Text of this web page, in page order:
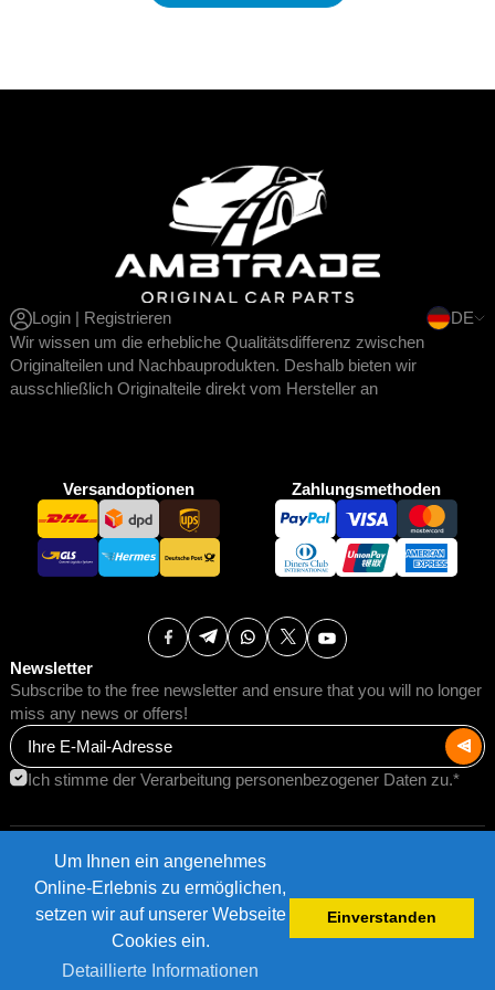
Um Ihnen ein angenehmes
Online-Erlebnis zu ermöglichen,
setzen wir auf unserer Webseite
Cookies ein.
Detaillierte Informationen
Einverstanden
Login | Registrieren
DE
Wir wissen um die erhebliche Qualitätsdifferenz zwischen
Originalteilen und Nachbauprodukten. Deshalb bieten wir
ausschließlich Originalteile direkt vom Hersteller an
Versandoptionen Zahlungsmethoden
Newsletter
Subscribe to the free newsletter and ensure that you will no longer
miss any news or offers!
Ich stimme der Verarbeitung personenbezogener Daten zu.*
©2026 AMB Trade GmbH.
AGB Versandkosten
Impressum Datenschutz